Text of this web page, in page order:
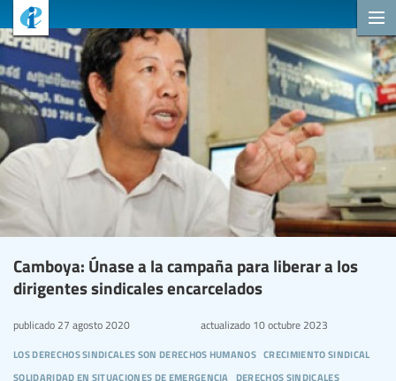
Camboya: Únase a la campaña para liberar a los
dirigentes sindicales encarcelados
los derechos sindicales son derechos humanos crecimiento sindical
solidaridad en situaciones de emergencia derechos sindicales
publicado 27 agosto 2020 actualizado10 octubre 2023